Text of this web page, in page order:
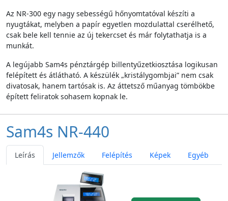
Az NR-300 egy nagy sebességű hőnyomtatóval készíti a
nyugtákat, melyben a papír egyetlen mozdulattal cserélhető,
csak bele kell tennie az új tekercset és már folytathatja is a
munkát.
A legújabb Sam4s pénztárgép billentyűzetkiosztása logikusan
felépített és átlátható. A készülék „kristálygombjai” nem csak
divatosak, hanem tartósak is. Az áttetsző műanyag tömbökbe
épített feliratok sohasem kopnak le.
Sam4s NR-440
Leírás Jellemzők Felépítés Képek Egyéb